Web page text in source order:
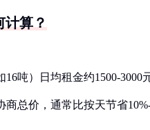
计算？
吨）日均租金约1500-3000
总价，通常比按天节省10%-